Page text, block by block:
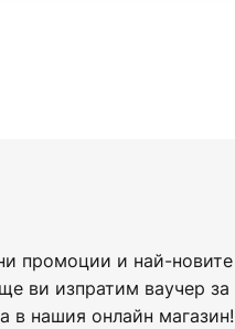
промоции и най-новите
ви изпратим ваучер за
в нашия онлайн магазин!